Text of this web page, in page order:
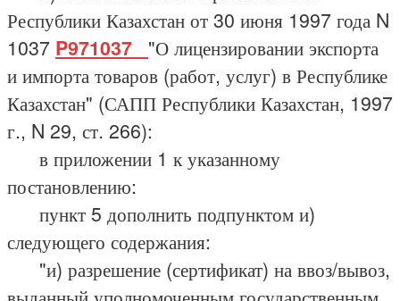
Республики Казахстан от 30 июня 1997 года N
1037 P971037_ "О лицензировании экспорта
и импорта товаров (работ, услуг) в Республике
Казахстан" (САПП Республики Казахстан, 1997
г., N 29, ст. 266):
в приложении 1 к указанному
постановлению:
пункт 5 дополнить подпунктом и)
следующего содержания:
"и) разрешение (сертификат) на ввоз/вывоз,